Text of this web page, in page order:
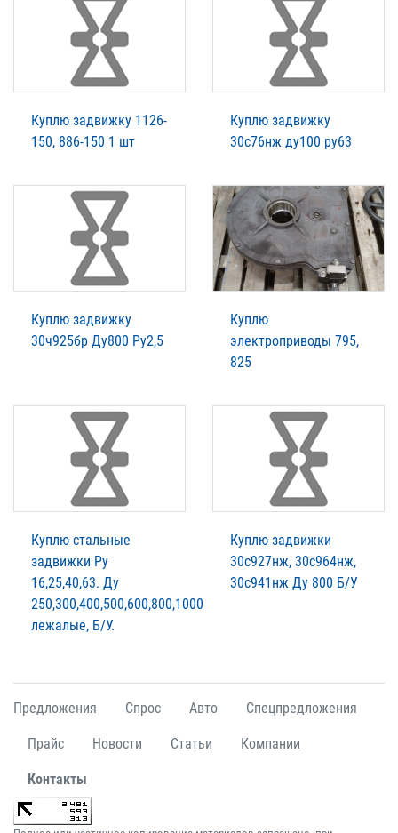
Куплю задвижку 1126-
150, 886-150 1 шт
Куплю задвижку
30с76нж ду100 ру63
Куплю задвижку
30ч925бр Ду800 Ру2,5
Куплю
электроприводы 795,
825
Куплю стальные
задвижки Ру
16,25,40,63. Ду
250,300,400,500,600,800,1000
лежалые, Б/У.
Куплю задвижки
30с927нж, 30с964нж,
30с941нж Ду 800 Б/У
Предложения Спрос Авто Спецпредложения
Прайс Новости Статьи Компании
Контакты